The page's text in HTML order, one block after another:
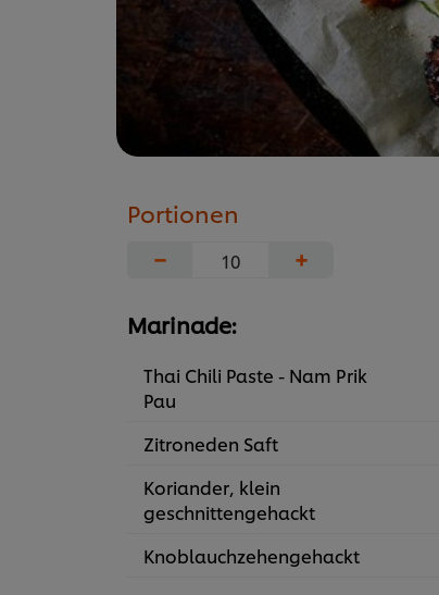
Portionen
−
+
Marinade:
Thai Chili Paste - Nam Prik
Pau
Zitroneden Saft
Koriander, klein
geschnittengehackt
Knoblauchzehengehackt